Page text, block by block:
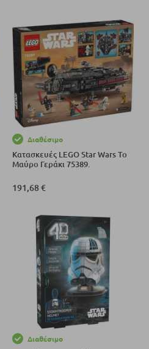
Διαθέσιμο
Κατασκευές LEGO Star Wars Το
Μαύρο Γεράκι 75389.
191,68 €
Διαθέσιμο